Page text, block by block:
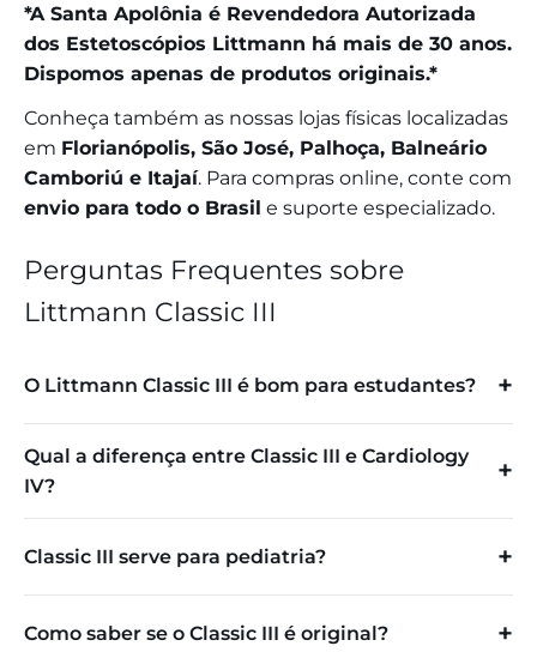
*A Santa Apolônia é Revendedora Autorizada
dos Estetoscópios Littmann há mais de 30 anos.
Dispomos apenas de produtos originais.*
Conheça também as nossas lojas físicas localizadas
em Florianópolis, São José, Palhoça, Balneário
Camboriú e Itajaí. Para compras online, conte com
envio para todo o Brasil e suporte especializado.
Perguntas Frequentes sobre
Littmann Classic III
O Littmann Classic III é bom para estudantes?
Qual a diferença entre Classic III e Cardiology
IV?
Classic III serve para pediatria?
Como saber se o Classic III é original?